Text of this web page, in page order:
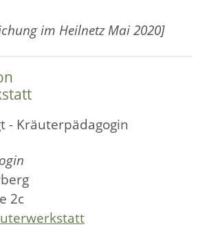
im Heilnetz Mai 2020]
2c